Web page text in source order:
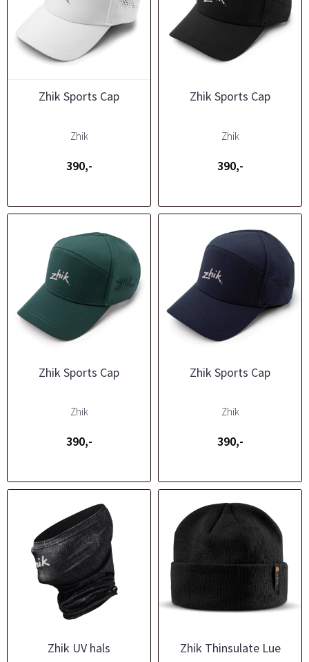
Zhik Sports Cap
Zhik
390,-
Zhik Sports Cap
Zhik
390,-
Zhik Sports Cap
Zhik
390,-
Zhik Sports Cap
Zhik
390,-
Zhik UV hals Zhik Thinsulate Lue